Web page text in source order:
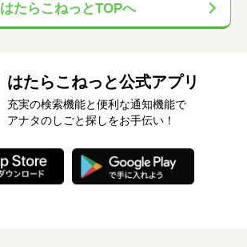
はたらこねっとTOPへ
はたらこねっと公式アプリ
充実の検索機能と便利な通知機能で
アナタのしごと探しをお手伝い！